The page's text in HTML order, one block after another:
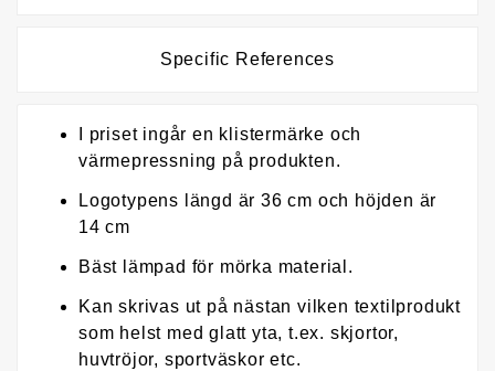
Specific References
I priset ingår en klistermärke och
värmepressning på produkten.
Logotypens längd är 36 cm och höjden är
14 cm
Bäst lämpad för mörka material.
Kan skrivas ut på nästan vilken textilprodukt
som helst med glatt yta, t.ex. skjortor,
huvtröjor, sportväskor etc.